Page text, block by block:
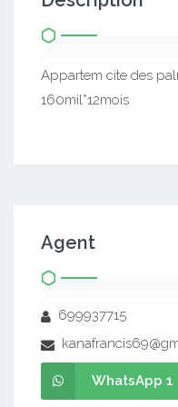
Appartem cite des
160mil*12mois
Agent
699937715
WhatsApp 1